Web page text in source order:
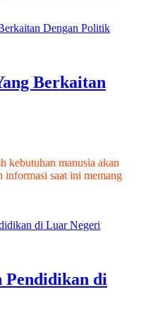
Berkaitan
kebutuhan manusia akan
informasi saat ini memang
Pendidikan di